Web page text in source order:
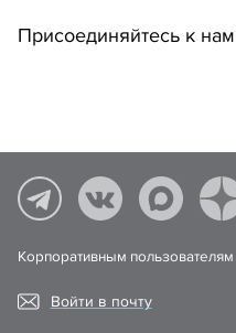
Присоединяйтесь к
Корпоративным пользователям
Войти в почту